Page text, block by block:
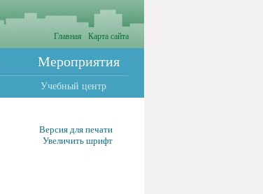
Главная Карта сайта
Мероприятия
Учебный центр
Версия для печати
Увеличить шрифт